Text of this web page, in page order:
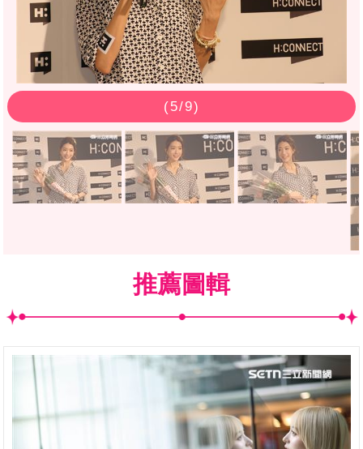
(5/9)
推薦圖輯